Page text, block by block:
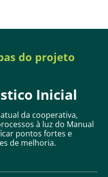
do projeto
Inicial
da cooperativa,
à luz do Manual
pontos fortes e
de melhoria.